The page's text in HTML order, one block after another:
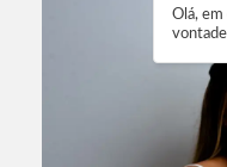
Olá, em